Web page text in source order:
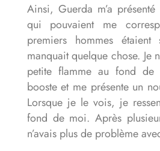
Ainsi, Guerda m’a
qui pouvaient me
premiers hommes
manquait quelque chose. Je
petite flamme au fond
booste et me présente un
Lorsque je le vois, je
fond de moi. Après
n’avais plus de problème